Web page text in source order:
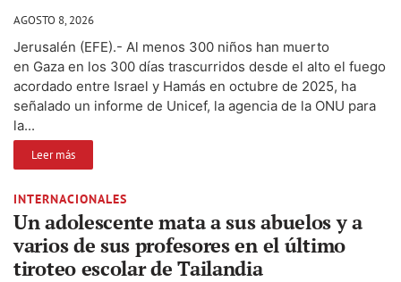
AGOSTO 8, 2026
Jerusalén (EFE).- Al menos 300 niños han muerto
en Gaza en los 300 días trascurridos desde el alto el fuego
acordado entre Israel y Hamás en octubre de 2025, ha
señalado un informe de Unicef, la agencia de la ONU para
la...
Leer más
INTERNACIONALES
Un adolescente mata a sus abuelos y a
varios de sus profesores en el último
tiroteo escolar de Tailandia